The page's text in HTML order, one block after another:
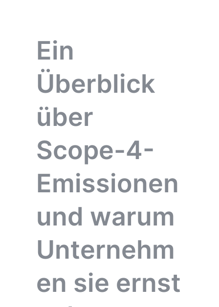
Ein
Überblick
über
Scope-4-
Emissionen
und warum
Unternehm
en sie ernst